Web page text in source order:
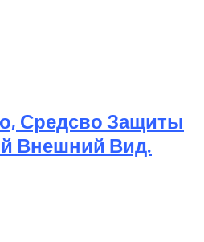
Средсво Защиты
Внешний Вид.